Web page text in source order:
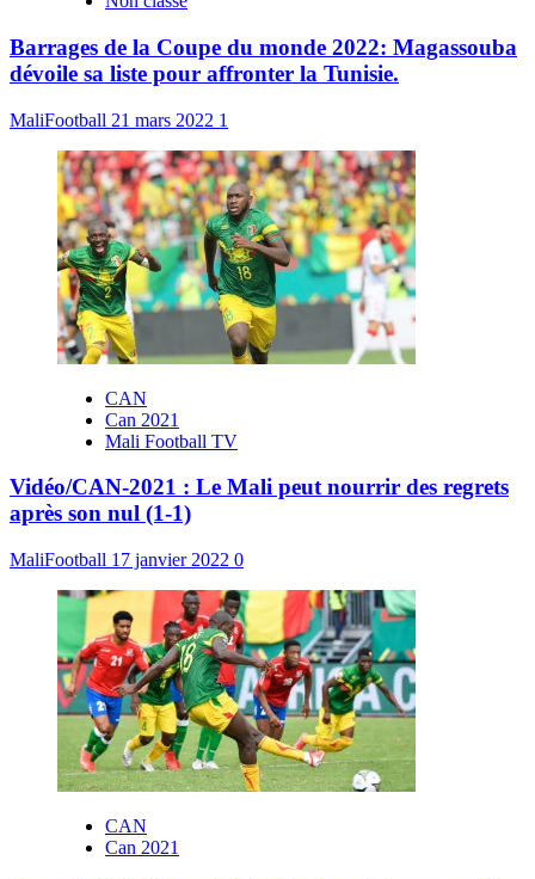
Barrages de la Coupe du monde 2022: Magassouba
dévoile sa liste pour affronter la Tunisie.
MaliFootball 21 mars 2022 1
CAN
Can 2021
Mali Football TV
Vidéo/CAN-2021 : Le Mali peut nourrir des regrets
après son nul (1-1)
MaliFootball 17 janvier 2022 0
CAN
Can 2021